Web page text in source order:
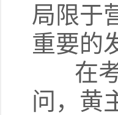
局限于
重要的
在考
问，黄